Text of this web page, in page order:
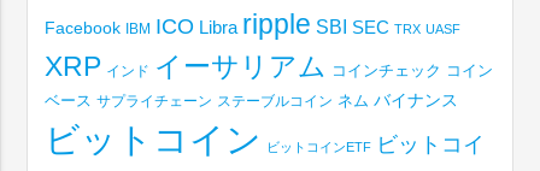
Facebook IBM ICO Libra ripple SBI SEC TRX UASF
XRP インド イーサリアム コインチェック コイン
ベース サプライチェーン ステーブルコイン ネム バイナンス
ビットコイン ビットコインETF ビットコイ